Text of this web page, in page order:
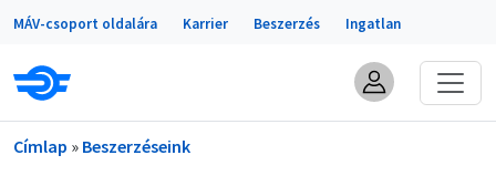
Ugrás a tartalomra
Portálok
MÁV-csoport oldalára Karrier Beszerzés Ingatlan
Morzsa
Címlap Beszerzéseink